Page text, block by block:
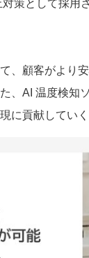
策として採用
、顧客がより
、AI 温度検知
に貢献していく